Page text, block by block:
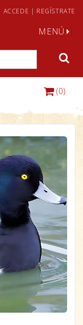
ACCEDE | REGÍSTRATE
MENÚ
(0)